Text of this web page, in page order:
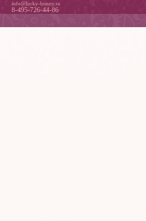
info@lucky-bunny.ru
8-495-726-44-86